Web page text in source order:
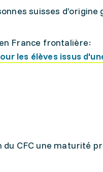
suisses
France frontalière:
les élèves issus
CFC une maturité